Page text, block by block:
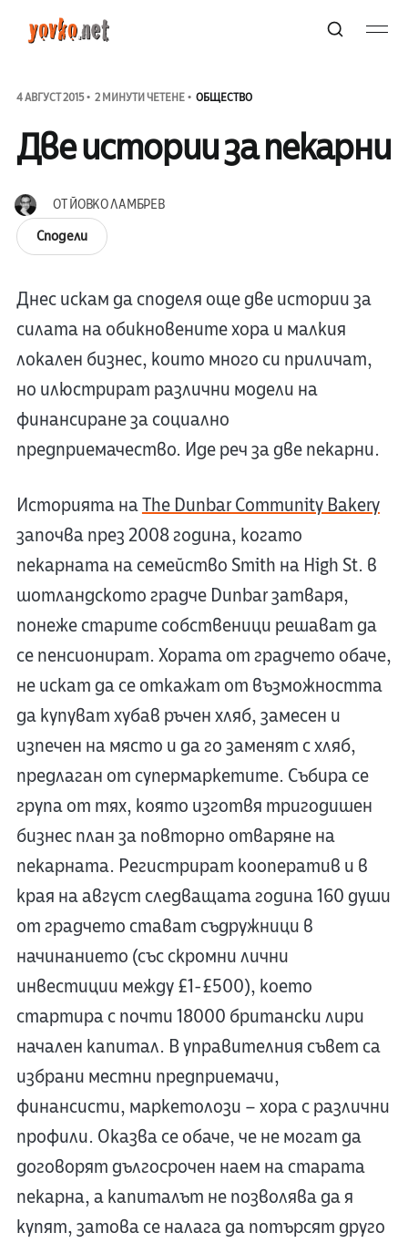
4 АВГУСТ 2015 2 МИНУТИ ЧЕТЕНЕ ОБЩЕСТВО
Две истории за пекарни
ОТЙОВКО ЛАМБРЕВ
Сподели
Днес искам да споделя още две истории за
силата на обикновените хора и малкия
локален бизнес, които много си приличат,
но илюстрират различни модели на
финансиране за социално
предприемачество. Иде реч за две пекарни.
Историята наThe Dunbar Community Bakery
започва през 2008 година, когато
пекарната на семейство Smith на High St. в
шотландското градче Dunbar затваря,
понеже старите собственици решават да
се пенсионират. Хората от градчето обаче,
не искат да се откажат от възможността
да купуват хубав ръчен хляб, замесен и
изпечен на място и да го заменят с хляб,
предлаган от супермаркетите. Събира се
група от тях, която изготвя тригодишен
бизнес план за повторно отваряне на
пекарната. Регистрират кооператив и в
края на август следващата година 160 души
от градчето стават съдружници в
начинанието (със скромни лични
инвестиции между £1-£500), което
стартира с почти 18000 британски лири
начален капитал. В управителния съвет са
избрани местни предприемачи,
финансисти, маркетолози – хора с различни
профили. Оказва се обаче, че не могат да
договорят дългосрочен наем на старата
пекарна, а капиталът не позволява да я
купят, затова се налага да потърсят друго